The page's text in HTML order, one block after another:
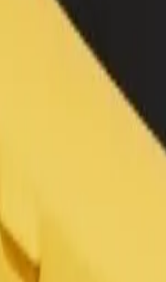
Restoran və ya mağaza
Daha çox müştəri cəlb
səfər etmək olar?
ən yaxşı yolunu